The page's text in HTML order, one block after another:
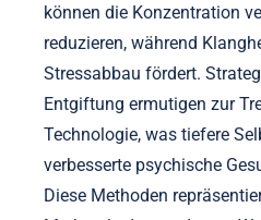
ganzheitlichen Bio-Hacking-
Integration von Geist und
Wohlbefinden betonen.
Welche
entstehen?
Entstehende